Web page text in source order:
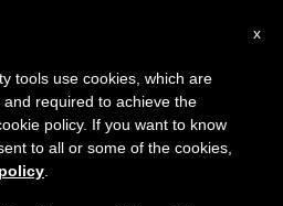
Posts Tagged ‘تذكّر’
x
tools use cookies, which are
required to achieve the
policy. If you want to know
to all or some of the cookies,